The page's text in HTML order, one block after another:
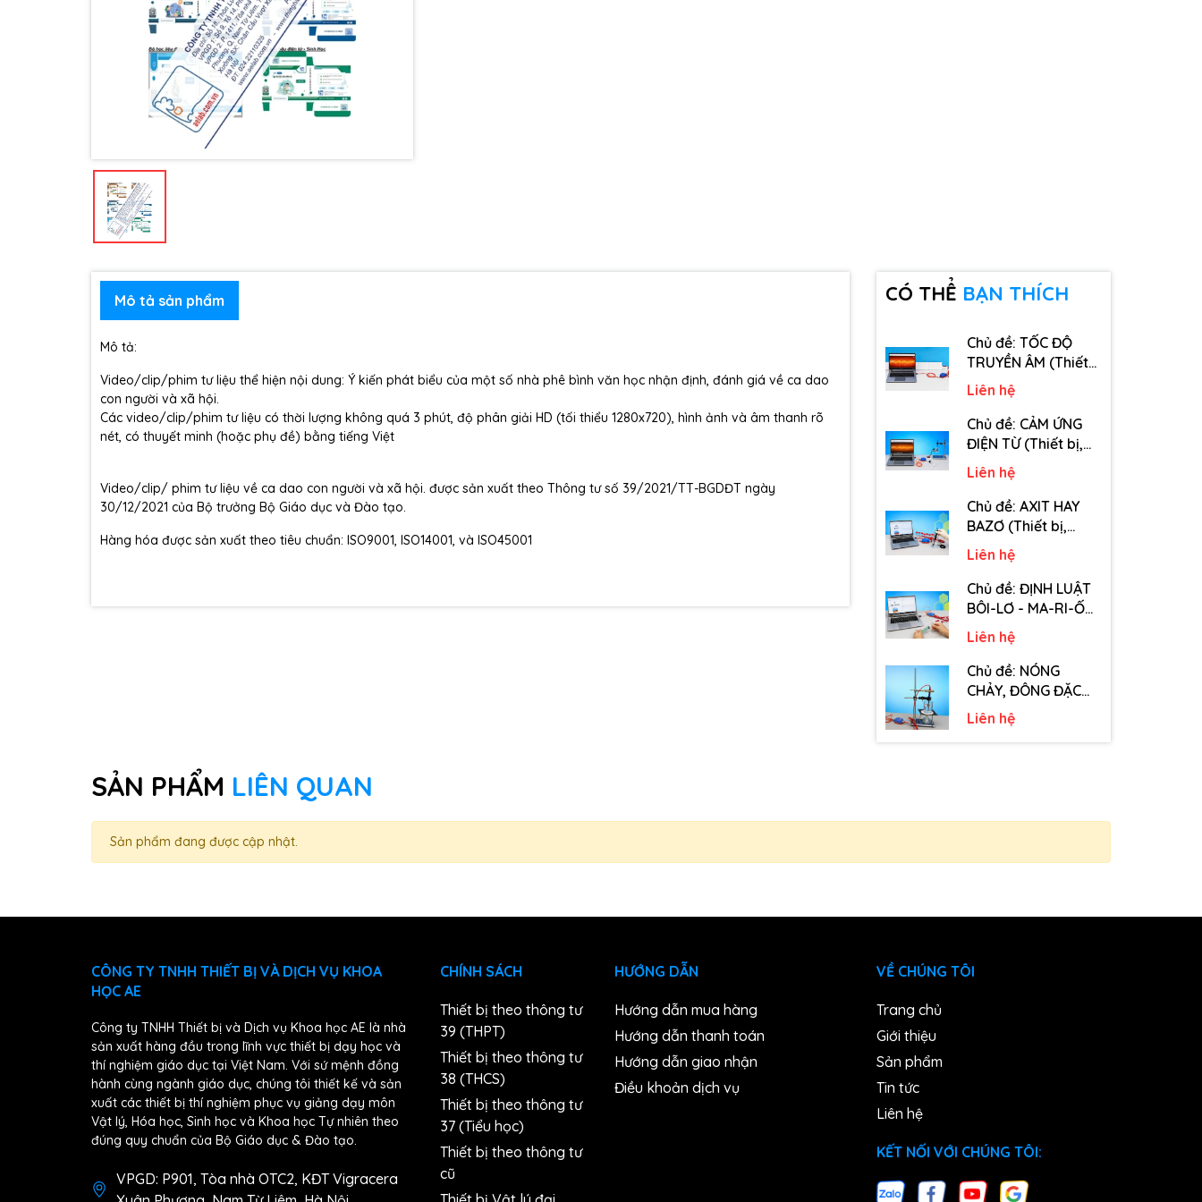
Mô tả sản phẩm
Mô tả:
Video/clip/phim tư liệu thể hiện nội dung: Ý kiến phát biểu của một số nhà phê bình văn học nhận định, đánh giá về ca dao
con người và xã hội.
Các video/clip/phim tư liệu có thời lượng không quá 3 phút, độ phân giải HD (tối thiểu 1280x720), hình ảnh và âm thanh rõ
nét, có thuyết minh (hoặc phụ đề) bằng tiếng Việt
Video/clip/ phim tư liệu về ca dao con người và xã hội. được sản xuất theo Thông tư số 39/2021/TT-BGDĐT ngày
30/12/2021 của Bộ trưởng Bộ Giáo dục và Đào tạo.
Hàng hóa được sản xuất theo tiêu chuẩn: ISO9001, ISO14001, và ISO45001
CÓ THỂ BẠN THÍCH
Chủ đề: TỐC ĐỘ
TRUYỀN ÂM (Thiết
bị, dụng cụ, vật tư
tiêu hao chủ đề Tốc
độ truyền âm - Lớp
12)
Liên hệ
Chủ đề: CẢM ỨNG
ĐIỆN TỪ (Thiết bị,
dụng cụ, vật tư tiêu
hao chủ đề Cảm
ứng điện từ - Lớp 11)
Liên hệ
Chủ đề: AXIT HAY
BAZƠ (Thiết bị,
dụng cụ, vật tư tiêu
hao chủ đề Axit hay
Bazơ - Lớp 11)
Liên hệ
Chủ đề: ĐỊNH LUẬT
BÔI-LƠ - MA-RI-ỐT
(Thiết bị, dụng cụ,
vật tư tiêu hao chủ
đề Định luật Bôi-Lơ-
Ma-Ri-Ốt - Lớp 10)
Liên hệ
Chủ đề: NÓNG
CHẢY, ĐÔNG ĐẶC
(Thiết bị, dụng cụ,
vật tư tiêu hao chủ
đề Nóng chảy,
Liên hệ
SẢN PHẨM LIÊN QUAN
Sản phẩm đang được cập nhật.
CÔNG TY TNHH THIẾT BỊ VÀ DỊCH VỤ KHOA
HỌC AE
Công ty TNHH Thiết bị và Dịch vụ Khoa học AE là nhà
sản xuất hàng đầu trong lĩnh vực thiết bị dạy học và
thí nghiệm giáo dục tại Việt Nam. Với sứ mệnh đồng
hành cùng ngành giáo dục, chúng tôi thiết kế và sản
xuất các thiết bị thí nghiệm phục vụ giảng dạy môn
Vật lý, Hóa học, Sinh học và Khoa học Tự nhiên theo
đúng quy chuẩn của Bộ Giáo dục & Đào tạo.
VPGD: P901, Tòa nhà OTC2, KĐT Vigracera
CHÍNH SÁCH
Thiết bị theo thông tư
39 (THPT)
Thiết bị theo thông tư
38 (THCS)
Thiết bị theo thông tư
37 (Tiểu học)
Thiết bị theo thông tư
cũ
HƯỚNG DẪN
Hướng dẫn mua hàng
Hướng dẫn thanh toán
Hướng dẫn giao nhận
Điều khoản dịch vụ
VỀ CHÚNG TÔI
Trang chủ
Giới thiệu
Sản phẩm
Tin tức
Liên hệ
KẾT NỐI VỚI CHÚNG TÔI: